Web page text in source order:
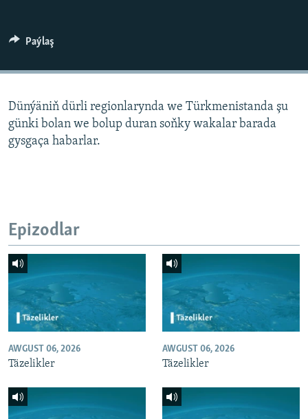
Paýlaş
Dünýäniň dürli regionlarynda we Türkmenistanda şu
günki bolan we bolup duran soňky wakalar barada
gysgaça habarlar.
Epizodlar
AWGUST 06, 2026
Täzelikler
AWGUST 06, 2026
Täzelikler